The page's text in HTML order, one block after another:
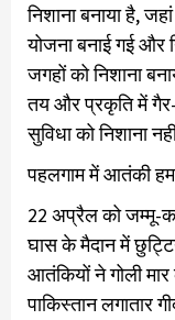
निशाना बनाया है,
योजना बनाई गई और
जगहों को निशाना
तय और प्रकृति में गैर-
सुविधा को निशाना
पहलगाम में आतंकी
22 अप्रैल को जम्मू-
घास के मैदान में
आतंकियों ने गोली
पाकिस्तान लगातार